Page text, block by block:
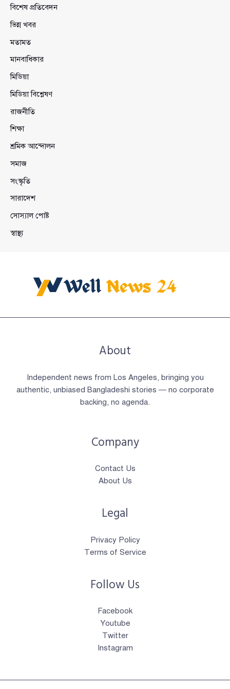
বিশেষ প্রতিবেদন
ভিন্ন খবর
মতামত
মানবাধিকার
মিডিয়া
মিডিয়া বিশ্লেষণ
রাজনীতি
শিক্ষা
শ্রমিক আন্দোলন
সমাজ
সংস্কৃতি
সারাদেশ
সোস্যাল পোষ্ট
স্বাস্থ্য
About
Independent news from Los Angeles, bringing you
authentic, unbiased Bangladeshi stories — no corporate
backing, no agenda.
Company
Contact Us
About Us
Legal
Privacy Policy
Terms of Service
Follow Us
Facebook
Youtube
Twitter
Instagram